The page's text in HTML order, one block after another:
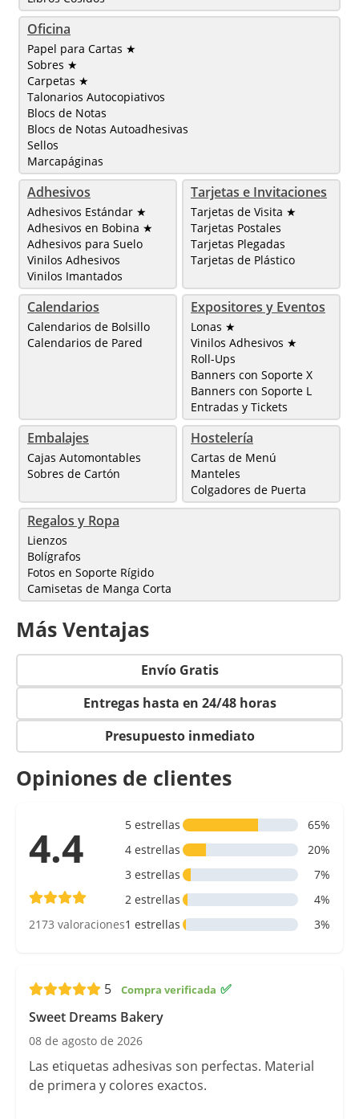
Oficina
Papel para Cartas ★
Sobres ★
Carpetas ★
Talonarios Autocopiativos
Blocs de Notas
Blocs de Notas Autoadhesivas
Sellos
Marcapáginas
Adhesivos
Adhesivos Estándar ★
Adhesivos en Bobina ★
Adhesivos para Suelo
Vinilos Adhesivos
Vinilos Imantados
Tarjetas e Invitaciones
Tarjetas de Visita ★
Tarjetas Postales
Tarjetas Plegadas
Tarjetas de Plástico
Calendarios
Calendarios de Bolsillo
Calendarios de Pared
Expositores y Eventos
Lonas ★
Vinilos Adhesivos ★
Roll-Ups
Banners con Soporte X
Banners con Soporte L
Entradas y Tickets
Embalajes
Cajas Automontables
Sobres de Cartón
Hostelería
Cartas de Menú
Manteles
Colgadores de Puerta
Regalos y Ropa
Lienzos
Bolígrafos
Fotos en Soporte Rígido
Camisetas de Manga Corta
Más Ventajas
Envío Gratis
Entregas hasta en 24/48 horas
Presupuesto inmediato
Opiniones de clientes
4.4
2173 valoraciones
5 estrellas
65%
4 estrellas
20%
3 estrellas
7%
2 estrellas
4%
1 estrellas
3%
5
✅
Sweet Dreams Bakery
08 de agosto de 2026
Las etiquetas adhesivas son perfectas. Material
de primera y colores exactos.